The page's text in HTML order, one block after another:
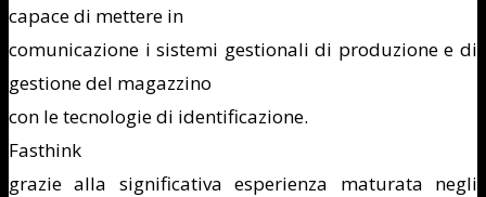
capace di mettere in
comunicazione i sistemi gestionali di produzione e di
gestione del magazzino
con le tecnologie di identificazione.
Fasthink
grazie alla significativa esperienza maturata negli